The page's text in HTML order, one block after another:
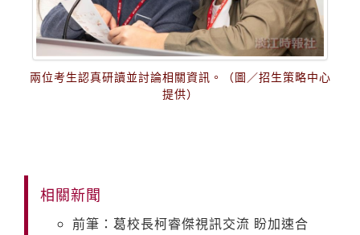
兩位考生認真研讀並討論相關資訊。（圖／招生策略中心
提供）
相關新聞
前筆：葛校長柯睿傑視訊交流 盼加速合